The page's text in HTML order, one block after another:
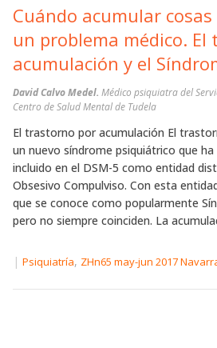
Cuándo acumular
un problema médico.
acumulación y el
David Calvo Medel. Médico psiquiatra del
Centro de Salud Mental de Tudela
El trastorno por acumulación El
un nuevo síndrome psiquiátrico que
incluido en el DSM-5 como entidad
Obsesivo Compulviso. Con esta
que se conoce como popularmente
pero no siempre coinciden. La
| Psiquiatría, ZHn65 may-jun 2017